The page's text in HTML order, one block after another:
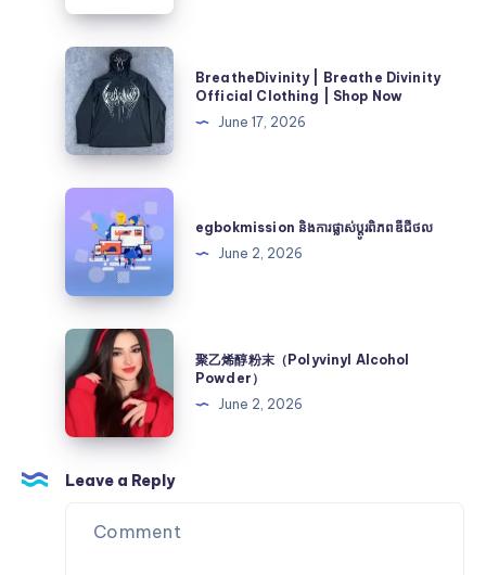
Sneakers
and
Shoes
Shop
Now
BreatheDivinity
|
Breathe
Divinity
Official
Clothing
Shop
Now
BreatheDivinity | Breathe Divinity
Official Clothing | Shop Now
June 17, 2026
egbokmission
ផ្លាស់
ប្តូរ
ពិភពឌីជីថល
egbokmission និងការផ្លាស់ប្តូរពិភពឌីជីថល
June 2, 2026
聚
乙
烯
醇
粉
末
（Polyvinyl
Alcohol
聚乙烯醇粉末（Polyvinyl Alcohol
Powder）
June 2, 2026
Leave a Reply